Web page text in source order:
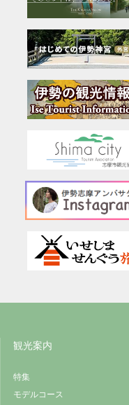
観光案内
特集
モデルコース